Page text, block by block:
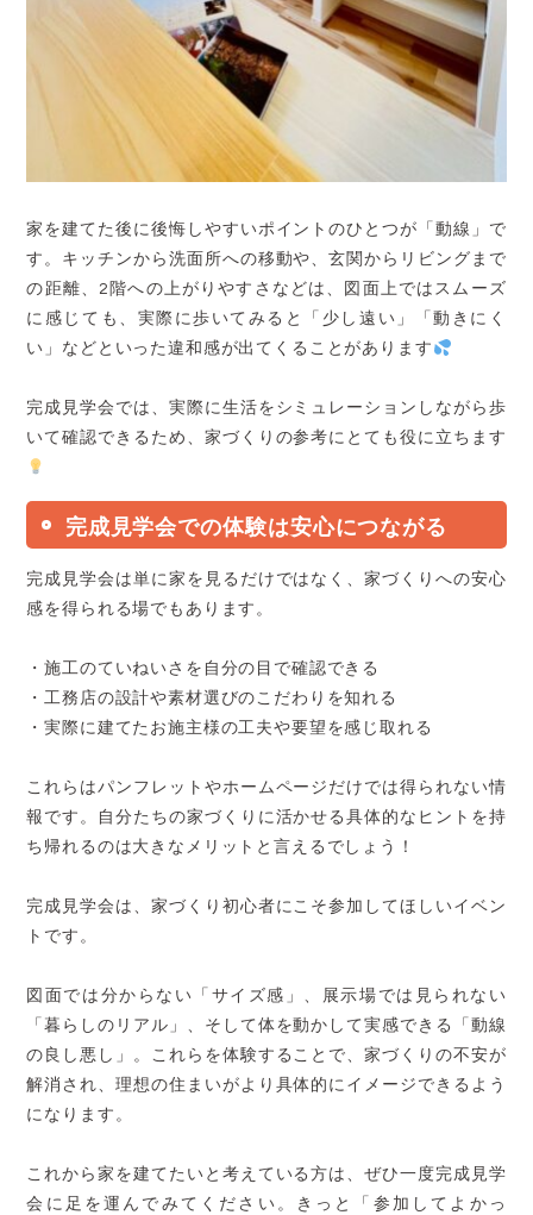
家を建てた後に後悔しやすいポイントのひとつが「動線」で
す。キッチンから洗面所への移動や、玄関からリビングまで
の距離、2階への上がりやすさなどは、図面上ではスムーズ
に感じても、実際に歩いてみると「少し遠い」「動きにく
い」などといった違和感が出てくることがあります
完成見学会では、実際に生活をシミュレーションしながら歩
いて確認できるため、家づくりの参考にとても役に立ちます
完成見学会での体験は安心につながる
完成見学会は単に家を見るだけではなく、家づくりへの安心
感を得られる場でもあります。
・施工のていねいさを自分の目で確認できる
・工務店の設計や素材選びのこだわりを知れる
・実際に建てたお施主様の工夫や要望を感じ取れる
これらはパンフレットやホームページだけでは得られない情
報です。自分たちの家づくりに活かせる具体的なヒントを持
ち帰れるのは大きなメリットと言えるでしょう！
完成見学会は、家づくり初心者にこそ参加してほしいイベン
トです。
図面では分からない「サイズ感」、展示場では見られない
「暮らしのリアル」、そして体を動かして実感できる「動線
の良し悪し」。これらを体験することで、家づくりの不安が
解消され、理想の住まいがより具体的にイメージできるよう
になります。
これから家を建てたいと考えている方は、ぜひ一度完成見学
会に足を運んでみてください。きっと「参加してよかっ